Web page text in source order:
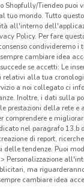
3.2 km
Tiendeo puoi
mondo. Tutto questo
all'interno
Policy. Per fare
condivideremo i
cambiare idea
se accetti: Le
alla tua
a noi collegato ci
Inoltre, i dati sulla
prestazioni della rete
comprendere e
nel paragrafo 13.b
di report,
delle tendenze. Puoi
Personalizzazione
ma
cambiare idea